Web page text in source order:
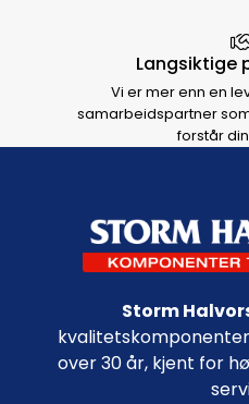
Langsiktige
Vi er mer enn en
samarbeidspartner
forstår
Storm
over 30 år, kjent for